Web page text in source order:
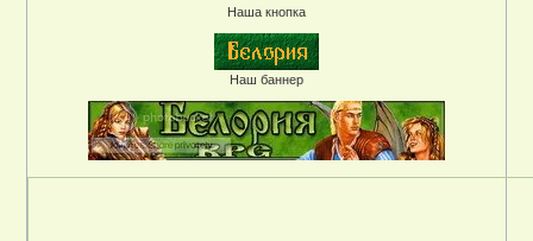
Наша кнопка
Наш баннер